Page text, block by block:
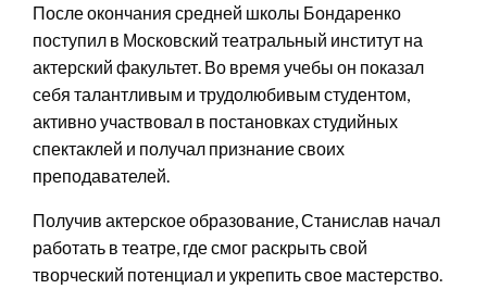
После окончания средней школы Бондаренко
поступил в Московский театральный институт на
актерский факультет. Во время учебы он показал
себя талантливым и трудолюбивым студентом,
активно участвовал в постановках студийных
спектаклей и получал признание своих
преподавателей.
Получив актерское образование, Станислав начал
работать в театре, где смог раскрыть свой
творческий потенциал и укрепить свое мастерство.